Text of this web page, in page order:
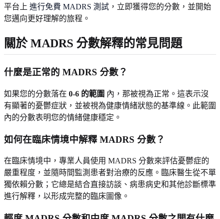
平台上 進行免費 MADRS 測試 ，立即獲得您的分數，並開始
您邁向更好理解的旅程。
關於 MADRS 分數解釋的常見問題
什麼是正常的 MADRS 分數？
如果您的分數落在 0-6 的範圍 內，那被視為正常。這表示沒
有顯著的憂鬱症狀，並被視為健康情緒狀態的基準線。此範圍
內的分數表明您的情緒健康穩定。
如何在臨床情境中解釋 MADRS 分數？
在臨床情境中，專業人員使用 MADRS 分數來評估憂鬱症的
嚴重程度，並隨時間監測患者對治療的反應。臨床醫生從不單
獨依賴分數；它總是結合直接訪談、病患病史和其他診斷標準
進行解釋，以形成完整的臨床圖像。